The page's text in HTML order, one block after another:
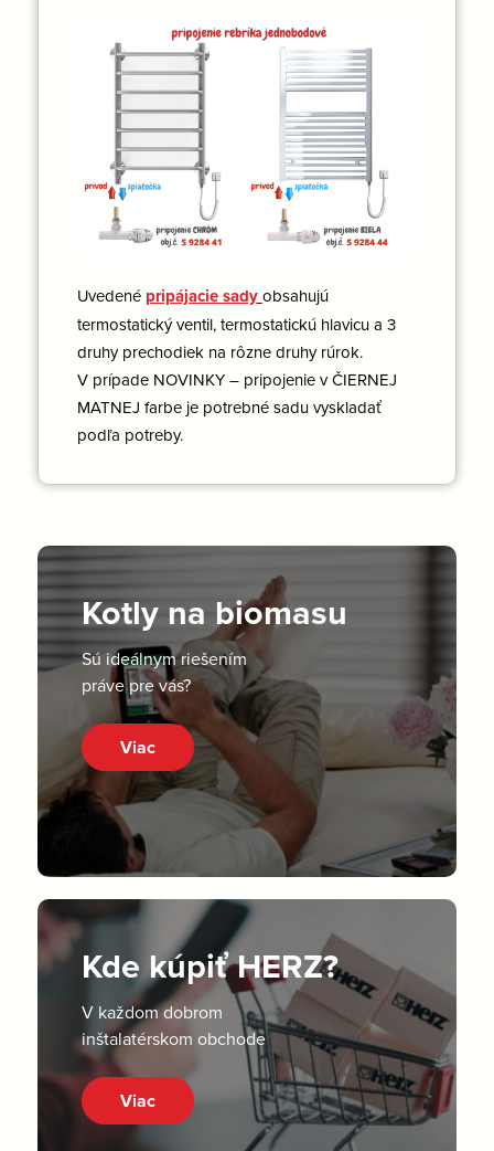
Uvedené pripájacie sady obsahujú
termostatický ventil, termostatickú hlavicu a 3
druhy prechodiek na rôzne druhy rúrok.
V prípade NOVINKY – pripojenie v ČIERNEJ
MATNEJ farbe je potrebné sadu vyskladať
podľa potreby.
Kotly na biomasu
Sú ideálnym riešením
práve pre vás?
Viac
Kde kúpiť HERZ?
V každom dobrom
inštalatérskom obchode
Viac